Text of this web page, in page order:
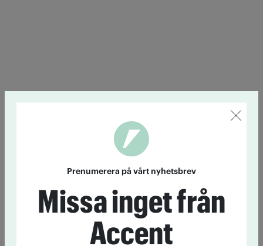
Prenumerera på vårt nyhetsbrev
Missa inget från
Accent